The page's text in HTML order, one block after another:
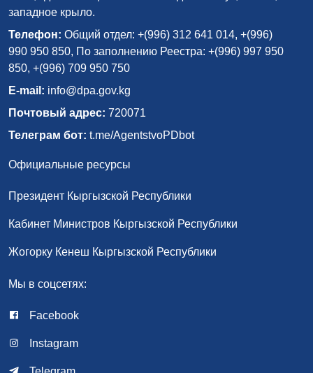
западное крыло.
Телефон: Общий отдел: +(996) 312 641 014, +(996)
990 950 850, По заполнению Реестра: +(996) 997 950
850, +(996) 709 950 750
E-mail: info@dpa.gov.kg
Почтовый адрес: 720071
Телеграм бот: t.me/AgentstvoPDbot
Официальные ресурсы
Президент Кыргызской Республики
Кабинет Министров Кыргызской Республики
Жогорку Кенеш Кыргызской Республики
Мы в соцсетях:
Facebook
Instagram